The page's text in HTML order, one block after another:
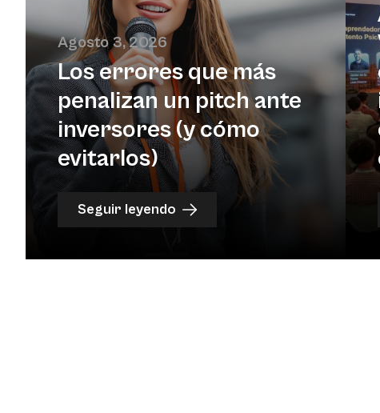
Agosto 3, 2026
Los errores que más
penalizan un pitch ante
inversores (y cómo
evitarlos)
Seguir leyendo